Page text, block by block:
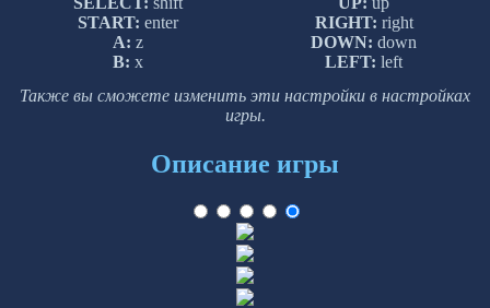
START: enter
A: z
B: x
RIGHT: right
DOWN: down
LEFT: left
Также вы сможете изменить эти настройки в настройках
игры.
Описание игры